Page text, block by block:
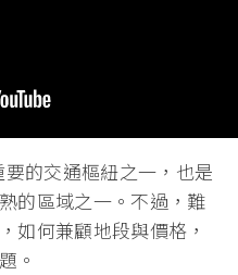
的交通樞紐之一，也是
的區域之一。不過，難
如何兼顧地段與價格，
。